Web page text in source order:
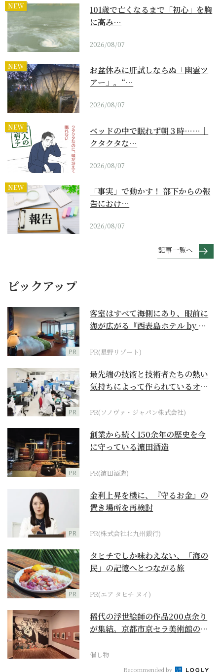
NEW
101歳で亡くなるまで「初心」を胸
に高み…
2026/08/07
NEW
お盆休みに肝試しならぬ「幽霊ツ
アー」。“…
2026/08/07
NEW
ベッドの中で眠れず朝３時……｜
クタクタな…
2026/08/07
NEW
「事実」で動かす！ 部下からの報
告におけ…
2026/08/07
記事一覧へ
ピックアップ
PR
客室はすべて海側にあり、眼前に
海が広がる『西表島ホテル by 星
PR(星野リゾート)
PR
最先端の技術と技術者たちの熱い
気持ちによって作られているオー
PR(ソノヴァ・ジャパン株式会社)
PR
創業から続く150余年の歴史を今
に守っている濵田酒造
PR(濵田酒造)
PR
金利上昇を機に、『守るお金』の
置き場所を再検討
PR(株式会社北九州銀行)
PR
タヒチでしか味わえない、「海の
民」の記憶へとつながる旅
PR(エア タヒチ ヌイ)
稀代の浮世絵師の作品200点余り
が集結。京都市京セラ美術館の
催し物
Recommended by